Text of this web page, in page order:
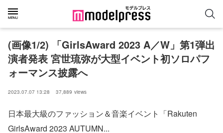
(画像1/2) 「GirlsAward 2023 A／W」第1弾出
演者発表 宮世琉弥が大型イベント初ソロパフ
ォーマンス披露へ
2023.07.07 13:28 37,889 views
日本最大級のファッション＆音楽イベント「Rakuten
GirlsAward 2023 AUTUMN...